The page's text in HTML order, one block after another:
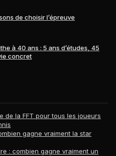
de choisir l’épreuve
à 40 ans : 5 ans d’études, 45
concret
de la FFT pour tous les joueurs
gagne vraiment la star
: combien gagne vraiment un